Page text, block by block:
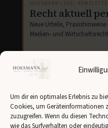
Um dir ein optimales Erlebnis zu
Cookies, um Geräteinformationen
zuzugreifen. Wenn du diesen
wie das Surfverhalten oder
HOESMANN.LEGAL
Recht aktuell
Neue Urteile,
Medien- und
Ich stimme der Übertragung